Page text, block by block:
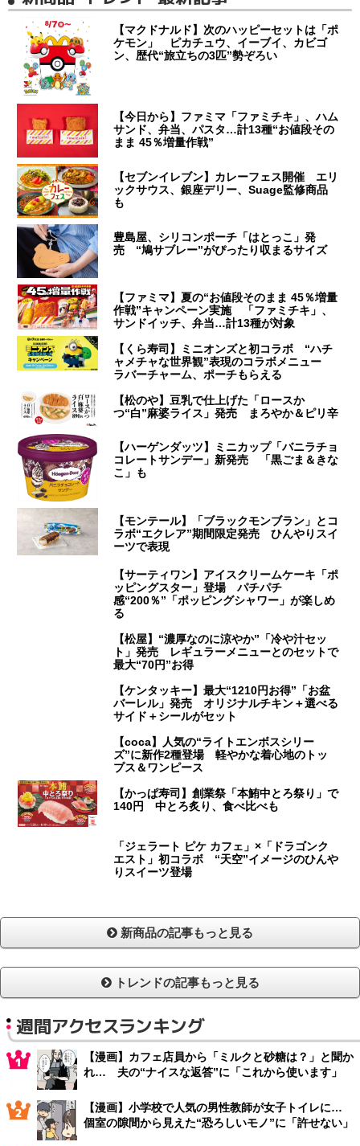
【マクドナルド】次のハッピーセットは「ポ
ケモン」 ピカチュウ、イーブイ、カビゴ
ン、歴代“旅立ちの3匹”勢ぞろい
【今日から】ファミマ「ファミチキ」、ハム
サンド、弁当、パスタ…計13種“お値段その
まま 45％増量作戦”
【セブンイレブン】カレーフェス開催 エリ
ックサウス、銀座デリー、Suage監修商品
も
豊島屋、シリコンポーチ「はとっこ」発
売 “鳩サブレー”がぴったり収まるサイズ
【ファミマ】夏の“お値段そのまま 45％増量
作戦”キャンペーン実施 「ファミチキ」、
サンドイッチ、弁当…計13種が対象
【くら寿司】ミニオンズと初コラボ “ハチ
ャメチャな世界観”表現のコラボメニュー
ラバーチャーム、ポーチもらえる
【松のや】豆乳で仕上げた「ロースか
つ“白”麻婆ライス」発売 まろやか＆ピリ辛
【ハーゲンダッツ】ミニカップ「バニラチョ
コレートサンデー」新発売 「黒ごま＆きな
こ」も
【モンテール】「ブラックモンブラン」とコ
ラボ“エクレア”期間限定発売 ひんやりスイ
ーツで表現
【サーティワン】アイスクリームケーキ「ポ
ッピングスター」登場 パチパチ
感“200％”「ポッピングシャワー」が楽しめ
る
【松屋】“濃厚なのに涼やか”「冷や汁セッ
ト」発売 レギュラーメニューとのセットで
最大“70円”お得
【ケンタッキー】最大“1210円お得”「お盆
バーレル」発売 オリジナルチキン＋選べる
サイド＋シールがセット
【coca】人気の“ライトエンボスシリー
ズ”に新作2種登場 軽やかな着心地のトッ
プス＆ワンピース
【かっぱ寿司】創業祭「本鮪中とろ祭り」で
140円 中とろ炙り、食べ比べも
「ジェラート ピケ カフェ」×「ドラゴンク
エスト」初コラボ “天空”イメージのひんや
りスイーツ登場
新商品の記事もっと見る
トレンドの記事もっと見る
週間アクセスランキング
【漫画】カフェ店員から「ミルクと砂糖は？」と聞か
れ… 夫の“ナイスな返答”に「これから使います」
【漫画】小学校で人気の男性教師が女子トイレに…
個室の隙間から見えた“恐ろしいモノ”に「許せない」